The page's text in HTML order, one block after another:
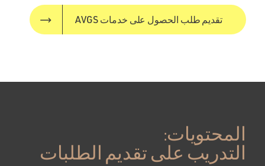
تقديم طلب الحصول على خدمات AVGS
المحتويات:
التدريب على تقديم الطلبات